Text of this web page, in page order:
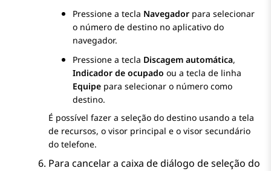
Pressione a tecla Navegador para selecionar
o número de destino no aplicativo do
navegador.
Pressione a tecla Discagem automática,
Indicador de ocupado ou a tecla de linha
Equipe para selecionar o número como
destino.
É possível fazer a seleção do destino usando a tela
de recursos, o visor principal e o visor secundário
do telefone.
Para cancelar a caixa de diálogo de seleção do